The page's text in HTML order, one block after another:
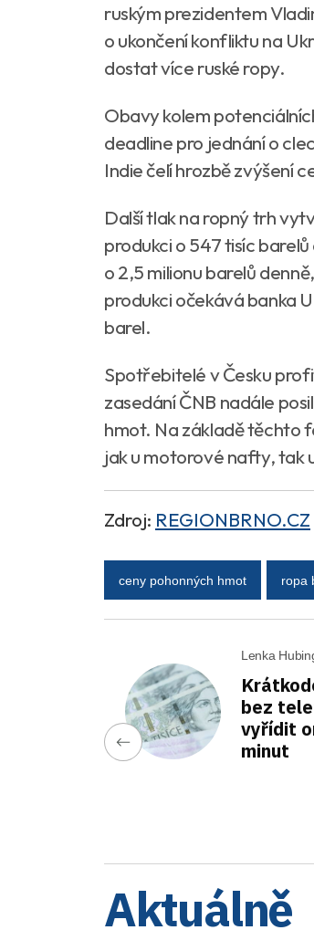
ruským prezidentem
o ukončení konfliktu na
dostat více ruské ropy.
Obavy kolem
deadline pro jednání o
Indie čelí hrozbě zvýšení
Další tlak na ropný trh
produkci o 547 tisíc
o 2,5 milionu barelů
produkci očekává banka
barel.
Spotřebitelé v Česku
zasedání ČNB nadále
hmot. Na základě těchto
jak u motorové nafty, tak
Zdroj: REGIONBRNO.CZ
ceny pohonných hmot ropa
Lenka
bez
vyřídit
minut
Aktuálně